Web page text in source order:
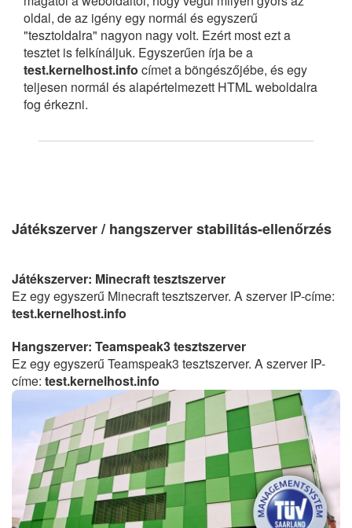
oldal, de az igény egy normál és egyszerű
"tesztoldalra" nagyon nagy volt. Ezért most ezt a
tesztet is felkínáljuk. Egyszerűen írja be a
test.kernelhost.info címet a böngészőjébe, és egy
teljesen normál és alapértelmezett HTML weboldalra
fog érkezni.
Játékszerver / hangszerver stabilitás-ellenőrzés
Játékszerver: Minecraft tesztszerver
Ez egy egyszerű Minecraft tesztszerver. A szerver IP-címe:
test.kernelhost.info
Hangszerver: Teamspeak3 tesztszerver
Ez egy egyszerű Teamspeak3 tesztszerver. A szerver IP-
címe: test.kernelhost.info